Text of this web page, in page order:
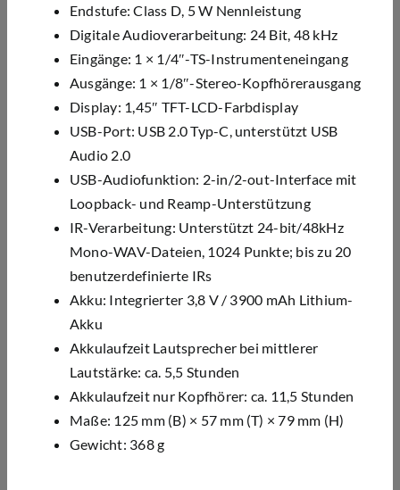
Endstufe: Class D, 5 W Nennleistung
Digitale Audioverarbeitung: 24 Bit, 48 kHz
Eingänge: 1 × 1/4″-TS-Instrumenteneingang
Ausgänge: 1 × 1/8″-Stereo-Kopfhörerausgang
Display: 1,45″ TFT-LCD-Farbdisplay
USB-Port: USB 2.0 Typ-C, unterstützt USB
Audio 2.0
USB-Audiofunktion: 2-in/2-out-Interface mit
Loopback- und Reamp-Unterstützung
IR-Verarbeitung: Unterstützt 24-bit/48kHz
Mono-WAV-Dateien, 1024 Punkte; bis zu 20
benutzerdefinierte IRs
Akku: Integrierter 3,8 V / 3900 mAh Lithium-
Akku
Akkulaufzeit Lautsprecher bei mittlerer
Lautstärke: ca. 5,5 Stunden
Akkulaufzeit nur Kopfhörer: ca. 11,5 Stunden
Maße: 125 mm (B) × 57 mm (T) × 79 mm (H)
Gewicht: 368 g